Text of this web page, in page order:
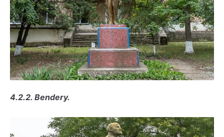
4.2.2. Bendery.